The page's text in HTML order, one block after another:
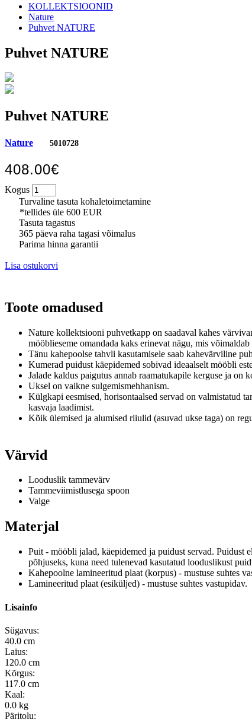
KOLLEKTSIOONID
Nature
Puhvet NATURE
Puhvet NATURE
Puhvet NATURE
Nature 5010728
408.00€
Kogus
Turvaline tasuta kohaletoimetamine
*tellides üle 600 EUR
Tasuta tagastus
365 päeva raha tagasi võimalus
Parima hinna garantii
Lisa ostukorvi
Toote omadused
Nature kollektsiooni puhvetkapp on saadaval kahes
mööblieseme omandada kaks erinevat nägu, mis
Tänu kahepoolse tahvli kasutamisele saab kahevärviline
Kumerad puidust käepidemed sobivad ideaalselt mööbli
Jalade kaldus paigutus annab raamatukapile kerguse ja
Uksel on vaikne sulgemismehhanism.
Külgkapi eesmised, horisontaalsed servad on valmistatud
kasvaja laadimist.
Kõik ülemised ja alumised riiulid (asuvad ukse taga) on
Värvid
Looduslik tammevärv
Tammeviimistlusega spoon
Valge
Materjal
Puit - mööbli jalad, käepidemed ja puidust servad. Puidust
põhjuseks, kuna need tulenevad kasutatud looduslikust
Kahepoolne lamineeritud plaat (korpus) - mustuse suhtes
Lamineeritud plaat (esiküljed) - mustuse suhtes vastupidav.
Lisainfo
Sügavus:
40.0 cm
Laius:
120.0 cm
Kõrgus:
117.0 cm
Kaal:
0.0 kg
Päritolu: